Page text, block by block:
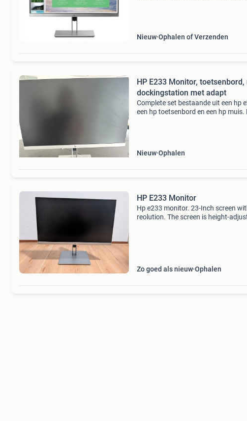
Nieuw Ophalen of Verzenden
HP E233 Monitor, toetsenbord,
dockingstation met adapt
Complete set bestaande uit een hp
een hp toetsenbord en een hp muis.
Nieuw Ophalen
HP E233 Monitor
Hp e233 monitor. 23-Inch screen
reolution. The screen is height-
Zo goed als nieuw Ophalen